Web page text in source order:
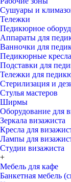
Сушуары и
Тележки
Педикюрное
Аппараты для
Ванночки для
Педикюрные кресла
Подставки для
Тележки для
Стерилизация и
Стулья мастеров
Ширмы
Оборудование для
Зеркала визажиста
Кресла для
Лампы для
Студии визажиста
+
Мебель для кафе
Банкетная мебель